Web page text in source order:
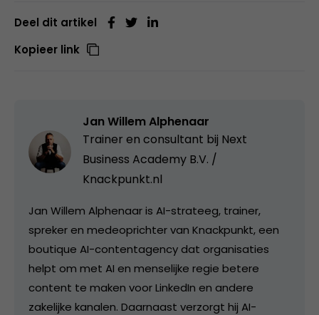
Deel dit artikel
Kopieer link
Jan Willem Alphenaar
Trainer en consultant bij Next
Business Academy B.V. /
Knackpunkt.nl
Jan Willem Alphenaar is AI-strateeg, trainer,
spreker en medeoprichter van Knackpunkt, een
boutique AI-contentagency dat organisaties
helpt om met AI en menselijke regie betere
content te maken voor LinkedIn en andere
zakelijke kanalen. Daarnaast verzorgt hij AI-